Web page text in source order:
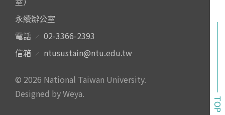
永續辦公室
電話
02-3366-2393
信箱
ntusustain@ntu.edu.tw
© 2026 National Taiwan University.
Designed by Weya.
TOP